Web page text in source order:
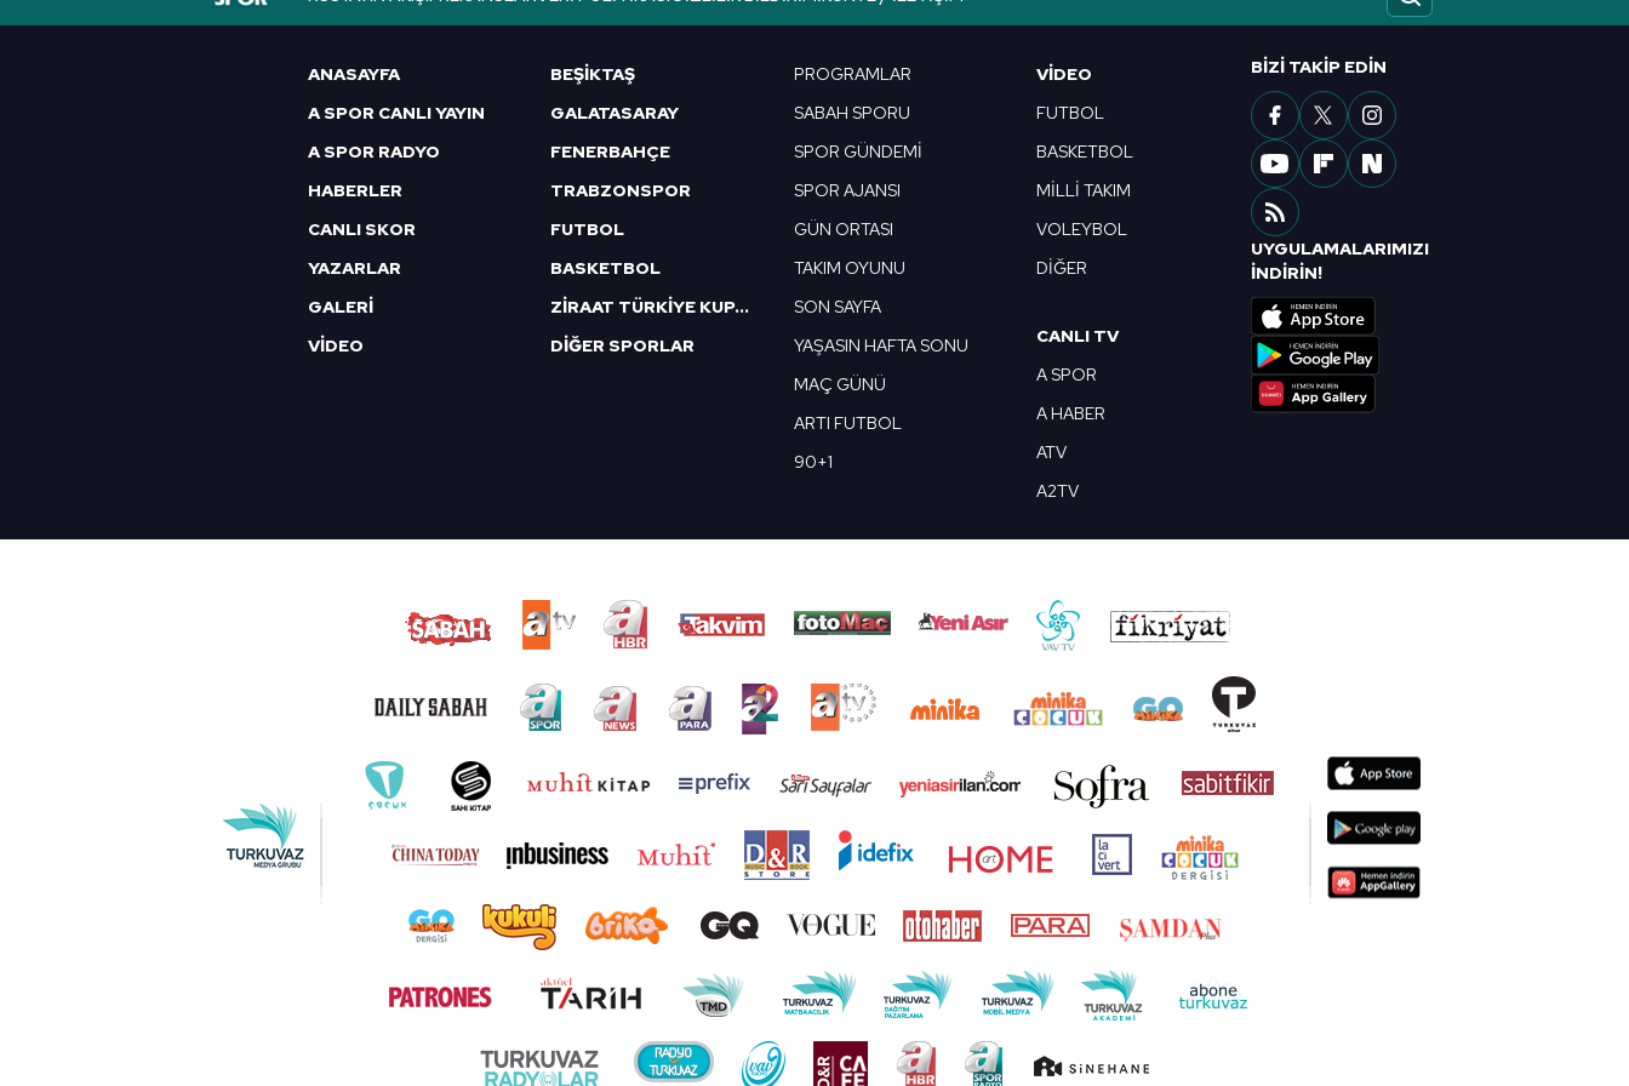
mevzuata uygun olarak kullanılan çerezlerle ilgili bilgi almak için lütfentıklayınız
ANASAYFA
A SPOR CANLI YAYIN
A SPOR RADYO
HABERLER
CANLI SKOR
YAZARLAR
GALERİ
VİDEO
BEŞİKTAŞ
GALATASARAY
FENERBAHÇE
TRABZONSPOR
FUTBOL
BASKETBOL
ZİRAAT TÜRKİYE KUPASI
DİĞER SPORLAR
PROGRAMLAR
SABAH SPORU
SPOR GÜNDEMİ
SPOR AJANSI
GÜN ORTASI
TAKIM OYUNU
SON SAYFA
YAŞASIN HAFTA SONU
MAÇ GÜNÜ
ARTI FUTBOL
90+1
VIDEO
FUTBOL
BASKETBOL
MİLLİ TAKIM
VOLEYBOL
DİĞER
CANLI TV
A SPOR
A HABER
ATV
A2TV
BIZI TAKIP EDIN
UYGULAMALARIMIZI
İNDİRİN!